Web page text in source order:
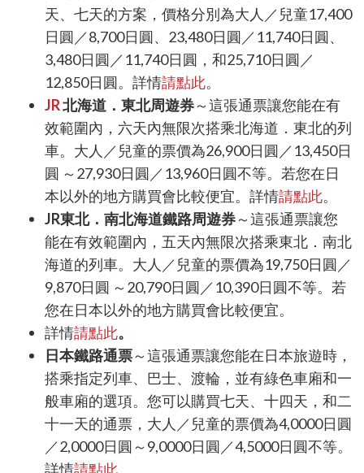
天、七天的方案，價格分別為大人／兒童17,400
日圓／8,700日圓、 23,480日圓／ 11,740日圓、
3,480日圓／ 11,740日圓，和25,710日圓／
12,850日圓。詳情請點此。
JR北海道．東北周遊券～這張通票讓您能在有
效範圍內，六天內無限次搭乘北海道．東北的列
車。大人／兒童的票價為26,900日圓／ 13,450日
圓 ～ 27,930日圓／ 13,960日圓不等。若您在日
本以外的地方購買會比較便宜。詳情請點此。
JR東北．南北海道鐵路周遊券～這張通票讓您
能在有效範圍內，五天內無限次搭乘東北．南北
海道的列車。 大人／兒童的票價為19,750日圓／
9,870日圓 ～ 20,790日圓／ 10,390日圓不等。若
您在日本以外的地方購買會比較便宜。
詳情請點此。
日本鐵路通票～這張通票讓您能在日本旅遊時，
搭乘指定列車、巴士、渡輪，並有綠色車廂和一
般車廂的選項。您可以購買七天、十四天，和二
十一天的通票，大人／兒童的票價為4,0000日圓
／2,0000日圓～ 9,0000日圓／4,5000日圓不等。
詳情請點此